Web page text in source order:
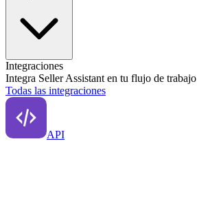
Integraciones
Integra Seller Assistant en tu flujo de trabajo
Todas las integraciones
API